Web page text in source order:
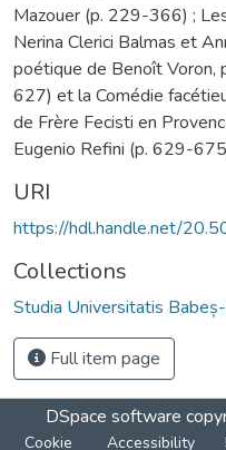
Mazouer (p. 229-366) ;
Nerina Clerici Balmas et
poétique de Benoît Voron,
627) et la Comédie
de Frère Fecisti en
Eugenio Refini (p. 629-
URI
https://hdl.handle.net/
Collections
Studia Universitatis
Full item page
DSpace software
Cookie Accessibility